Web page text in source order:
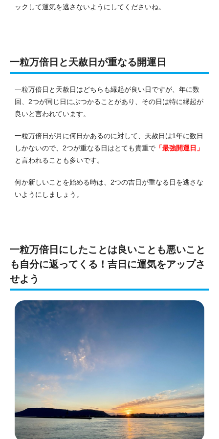
ックして運気を逃さないようにしてくださいね。
一粒万倍日と天赦日が重なる開運日
一粒万倍日と天赦日はどちらも縁起が良い日ですが、年に数
回、2つが同じ日にぶつかることがあり、その日は特に縁起が
良いと言われています。
一粒万倍日が月に何日かあるのに対して、天赦日は1年に数日
しかないので、2つが重なる日はとても貴重で 「最強開運日」
と言われることも多いです。
何か新しいことを始める時は、2つの吉日が重なる日を逃さな
いようにしましょう。
一粒万倍日にしたことは良いことも悪いこと
も自分に返ってくる！吉日に運気をアップさ
せよう